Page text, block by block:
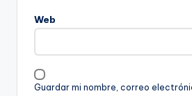
Web
Guardar mi nombre, correo